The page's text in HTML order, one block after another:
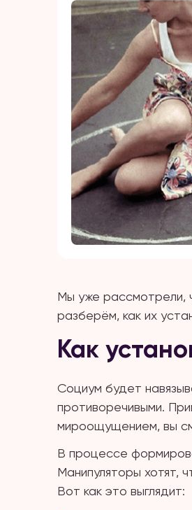
Мы уже рассмотрели,
разберём, как их
Как
Социум будет
противоречивыми.
мироощущением, вы
В процессе
Манипуляторы хотят,
Вот как это выглядит: